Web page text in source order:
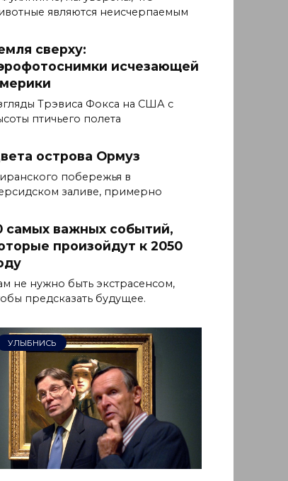
являются неисчерпаемым
сверху:
исчезающей
Трэвиса Фокса на США с
птичьего полета
острова Ормуз
побережья в
заливе, примерно
самых важных событий,
произойдут к 2050
не нужно быть экстрасенсом,
предсказать будущее.
УЛЫБНИСЬ